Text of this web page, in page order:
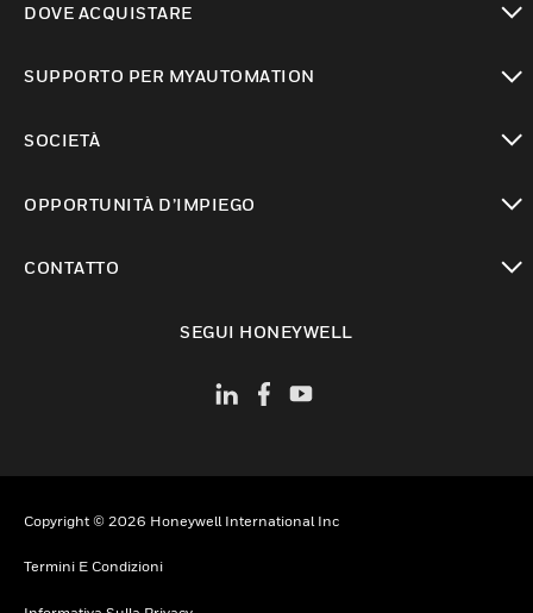
DOVE ACQUISTARE
SUPPORTO PER MYAUTOMATION
SOCIETÀ
OPPORTUNITÀ D’IMPIEGO
CONTATTO
SEGUI HONEYWELL
Copyright © 2026 Honeywell International Inc
Termini E Condizioni